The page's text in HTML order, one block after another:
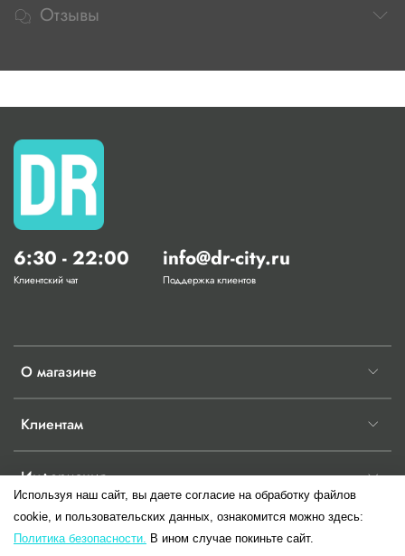
Отзывы
О магазине
Клиентам
Информация
6:30 - 22:00
Клиентский чат
info@dr-city.ru
Поддержка клиентов
Используя наш сайт, вы даете согласие на обработку файлов
cookie, и пользовательских данных, ознакомится можно здесь:
Политика безопасности. В ином случае покиньте сайт.